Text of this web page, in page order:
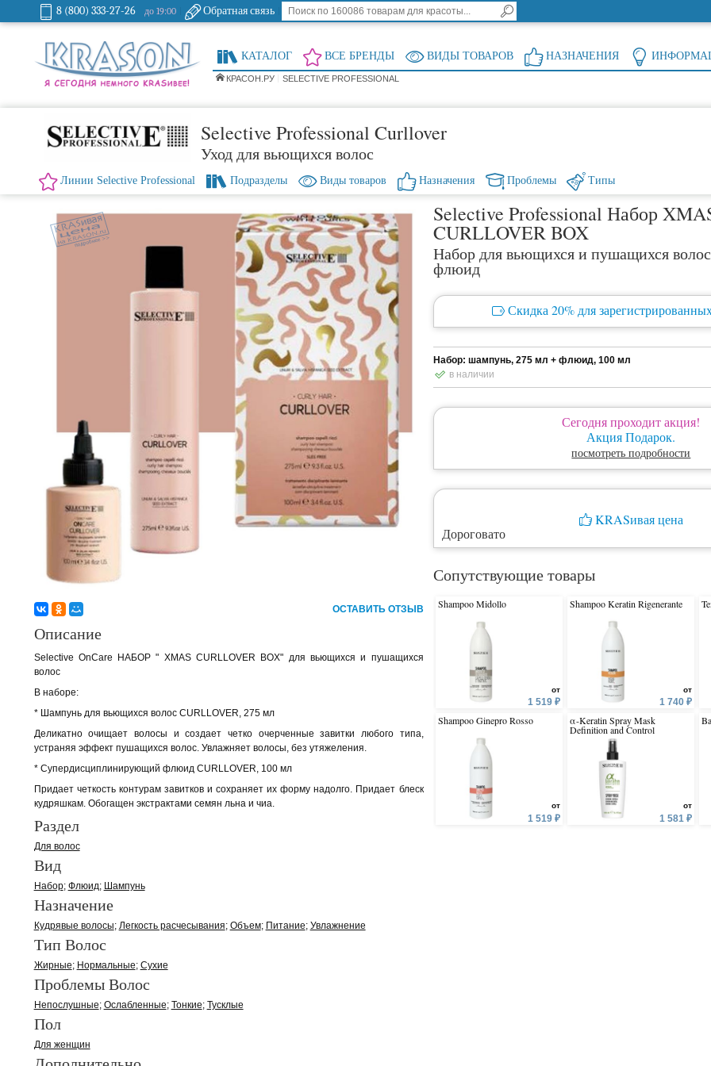
8 (800) 333-27-26 до 19:00 Обратная связь
КАТАЛОГ ВСЕ БРЕНДЫ ВИДЫ ТОВАРОВ НАЗНАЧЕНИЯ
КРАСОН.РУ SELECTIVE PROFESSIONAL
Selective Professional Curllover
Уход для вьющихся волос
Линии Selective Professional Подразделы Виды товаров Назначения Проблемы Типы
ОСТАВИТЬ ОТЗЫВ
Selective Professional Набор
CURLLOVER BOX
Набор для вьющихся и пушащихся
флюид
Скидка 20% для
Набор: шампунь, 275 мл + флюид, 100 мл
в наличии
Сегодня проходит акция!
Акция Подарок.
посмотреть подробности
KRASивая цена
Дороговато
Сопутствующие товары
Shampoo Midollo
от
1 519 ₽
Shampoo Ginepro Rosso
от
1 519 ₽
Shampoo Keratin Rigenerante
от
1 740 ₽
α-Keratin Spray Mask
Definition and Control
от
1 581 ₽
Описание
Selective OnCare НАБОР " XMAS CURLLOVER BOX" для вьющихся и пушащихся
волос
В наборе:
* Шампунь для вьющихся волос CURLLOVER, 275 мл
Деликатно очищает волосы и создает четко очерченные завитки любого типа,
устраняя эффект пушащихся волос. Увлажняет волосы, без утяжеления.
* Супердисциплинирующий флюид CURLLOVER, 100 мл
Придает четкость контурам завитков и сохраняет их форму надолго. Придает блеск
кудряшкам. Обогащен экстрактами семян льна и чиа.
Раздел
Для волос
Вид
Набор Флюид Шампунь
Назначение
Кудрявые волосы Легкость расчесывания Объем Питание Увлажнение
Тип Волос
Жирные Нормальные Сухие
Проблемы Волос
Непослушные Ослабленные Тонкие Тусклые
Пол
Для женщин